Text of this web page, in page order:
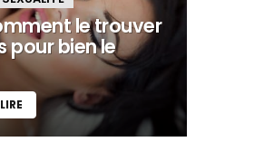
le trouver
pour bien le